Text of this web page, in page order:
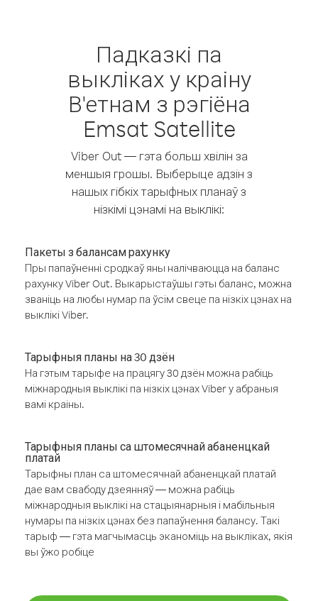
Падказкі па
выкліках у краіну
В'етнам з рэгіёна
Emsat Satellite
Viber Out — гэта больш хвілін за
меншыя грошы. Выберыце адзін з
нашых гібкіх тарыфных планаў з
нізкімі цэнамі на выклікі:
Пакеты з балансам рахунку
Пры папаўненні сродкаў яны налічваюцца на баланс
рахунку Viber Out. Выкарыстаўшы гэты баланс, можна
званіць на любы нумар па ўсім свеце па нізкіх цэнах на
выклікі Viber.
Тарыфныя планы на 30 дзён
На гэтым тарыфе на працягу 30 дзён можна рабіць
міжнародныя выклікі па нізкіх цэнах Viber у абраныя
вамі краіны.
Тарыфныя планы са штомесячнай абаненцкай
платай
Тарыфны план са штомесячнай абаненцкай платай
дае вам свабоду дзеянняў — можна рабіць
міжнародныя выклікі на стацыянарныя і мабільныя
нумары па нізкіх цэнах без папаўнення балансу. Такі
тарыф — гэта магчымасць эканоміць на выкліках, якія
вы ўжо робіце